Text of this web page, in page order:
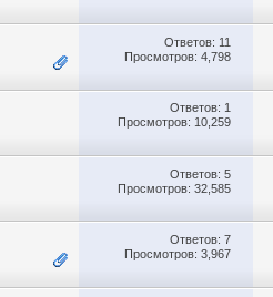
Ответов: 11
Просмотров: 4,798
Ответов: 1
Просмотров: 10,259
Ответов: 5
Просмотров: 32,585
Ответов: 7
Просмотров: 3,967